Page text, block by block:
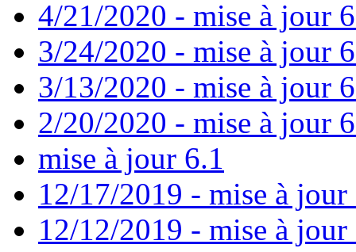
4/21/2020 - mise à jour
3/24/2020 - mise à jour
3/13/2020 - mise à jour
2/20/2020 - mise à jour
mise à jour 6.1
12/17/2019 - mise à jour
12/12/2019 - mise à jour